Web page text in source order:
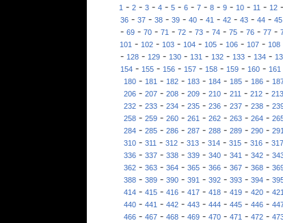
1- 2- 3- 4- 5- 6- 7- 8- 9- 10- 11- 12-
36- 37- 38- 39- 40- 41- 42- 43- 44- 45
- 69 - 70 - 71 - 72 - 73 - 74 - 75 - 76 - 77 -
101 - 102 - 103 - 104 - 105 - 106 - 107 - 108
- 128 - 129 - 130 - 131 - 132 - 133 - 134 -
154 - 155 - 156 - 157 - 158 - 159 - 160 - 161
180- 181- 182- 183- 184- 185- 186-
206 - 207 - 208 - 209 - 210 - 211 - 212 - 213
232- 233- 234- 235- 236- 237- 238-
258- 259- 260- 261- 262- 263- 264-
284- 285- 286- 287- 288- 289- 290-
310 - 311 - 312 - 313 - 314 - 315 - 316 - 317
336- 337- 338- 339- 340- 341- 342-
362- 363- 364- 365- 366- 367- 368-
388 - 389 - 390 - 391 - 392 - 393 - 394 -
414- 415- 416- 417- 418- 419- 420-
440- 441- 442- 443- 444- 445- 446-
466- 467- 468- 469- 470- 471- 472-